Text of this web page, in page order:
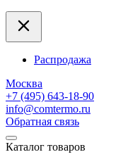
Распродажа
Москва
+7 (495) 643-18-90
info@comtermo.ru
Обратная связь
Каталог товаров